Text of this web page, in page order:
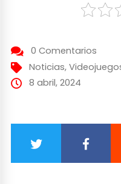
0 Comentarios
Noticias,
8 abril, 2024